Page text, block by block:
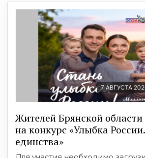
7 АВГУСТА
Жителей Брянской
на конкурс «Улыбка
единства»